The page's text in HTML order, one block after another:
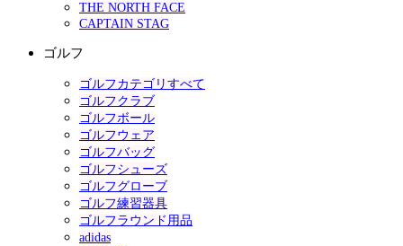
THE NORTH FACE
CAPTAIN STAG
ゴルフ
ゴルフカテゴリすべて
ゴルフクラブ
ゴルフボール
ゴルフウェア
ゴルフバッグ
ゴルフシューズ
ゴルフグローブ
ゴルフ練習器具
ゴルフラウンド用品
adidas